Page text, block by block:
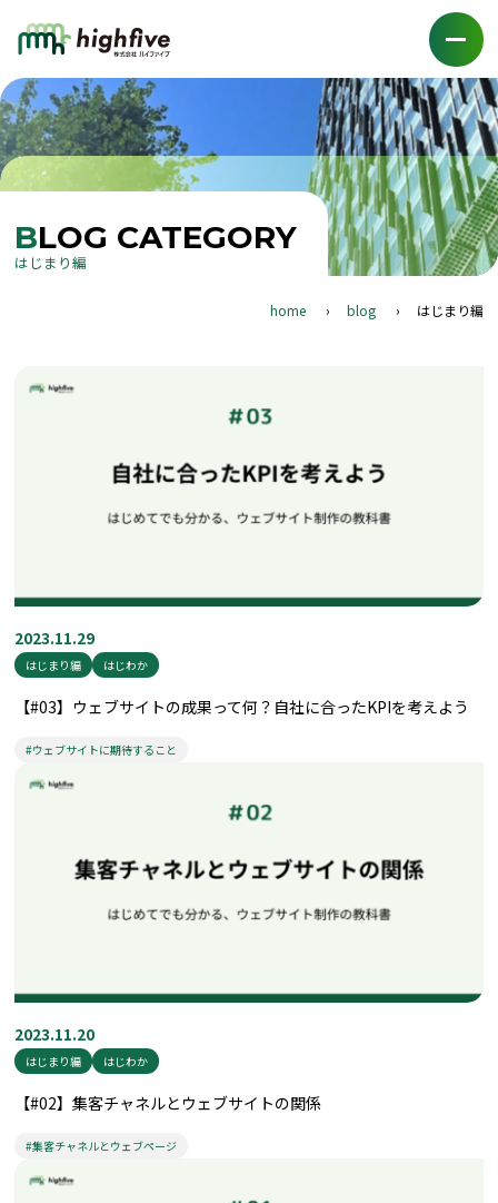
BLOG CATEGORY
はじまり編
home blog はじまり編
2023.11.29
はじまり編 はじわか
【#03】ウェブサイトの成果って何？自社に合ったKPIを考えよう
#ウェブサイトに期待すること
2023.11.20
はじまり編 はじわか
【#02】集客チャネルとウェブサイトの関係
#集客チャネルとウェブページ